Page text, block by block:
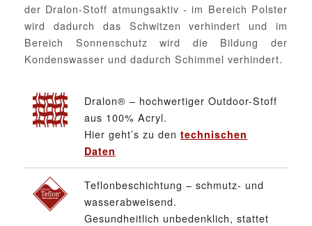
der Dralon-Stoff atmungsaktiv - im Bereich Polster
wird dadurch das Schwitzen verhindert und im
Bereich Sonnenschutz wird die Bildung der
Kondenswasser und dadurch Schimmel verhindert.
Dralon® – hochwertiger Outdoor-Stoff
aus 100% Acryl.
Hier geht’s zu den technischen
Daten
Teflonbeschichtung – schmutz- und
wasserabweisend.
Gesundheitlich unbedenklich, stattet